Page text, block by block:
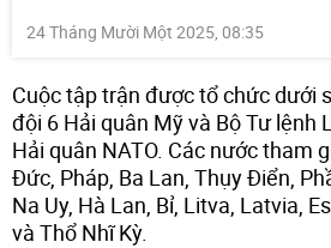
24 Tháng Mười Một 2025, 08:35
Cuộc tập trận được tổ chức dưới
đội 6 Hải quân Mỹ và Bộ Tư lệnh
Hải quân NATO. Các nước tham
Đức, Pháp, Ba Lan, Thụy Điển,
Na Uy, Hà Lan, Bỉ, Litva, Latvia,
và Thổ Nhĩ Kỳ.